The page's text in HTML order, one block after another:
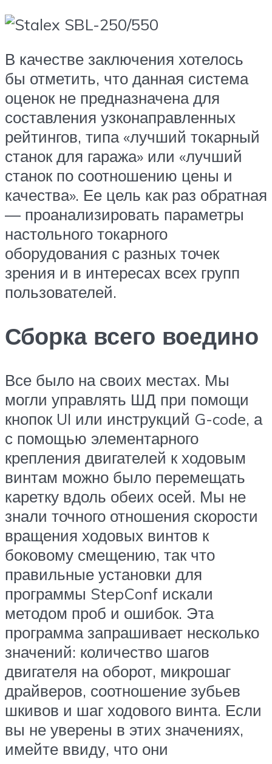
В качестве заключения хотелось
бы отметить, что данная система
оценок не предназначена для
составления узконаправленных
рейтингов, типа «лучший токарный
станок для гаража» или «лучший
станок по соотношению цены и
качества». Ее цель как раз обратная
— проанализировать параметры
настольного токарного
оборудования с разных точек
зрения и в интересах всех групп
пользователей.
Сборка всего воедино
Все было на своих местах. Мы
могли управлять ШД при помощи
кнопок UI или инструкций G-code, а
с помощью элементарного
крепления двигателей к ходовым
винтам можно было перемещать
каретку вдоль обеих осей. Мы не
знали точного отношения скорости
вращения ходовых винтов к
боковому смещению, так что
правильные установки для
программы StepConf искали
методом проб и ошибок. Эта
программа запрашивает несколько
значений: количество шагов
двигателя на оборот, микрошаг
драйверов, соотношение зубьев
шкивов и шаг ходового винта. Если
вы не уверены в этих значениях,
имейте ввиду, что они